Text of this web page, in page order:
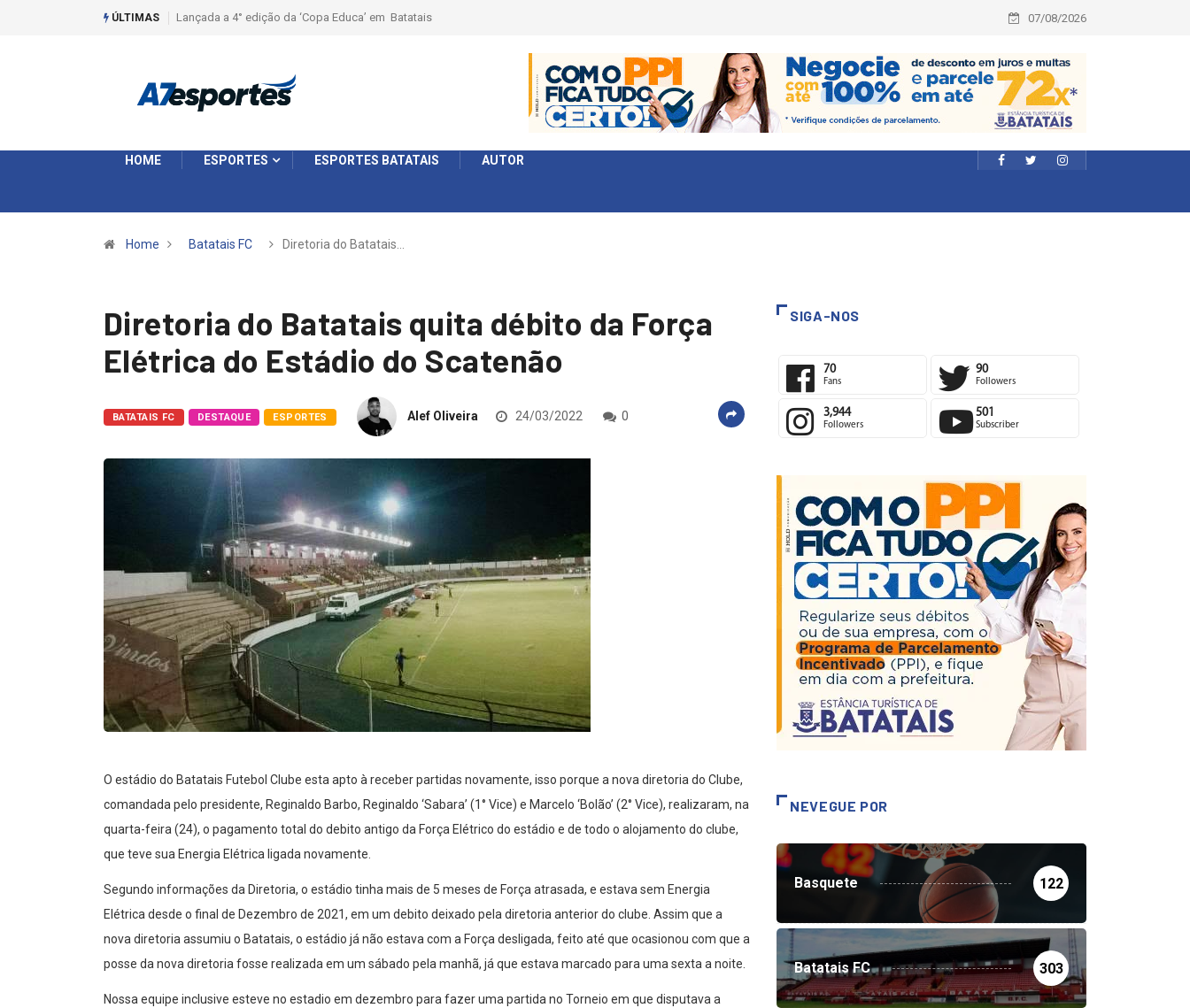
ÚLTIMAS
da ‘Copa Educa’ em BatataisLiga 2026: Equipes rompem com a LABE na Série
07/08/2026
HOME ESPORTES ESPORTES BATATAIS AUTOR
Home Batatais FC Diretoria do Batatais…
Diretoria do Batatais quita débito da Força
Elétrica do Estádio do Scatenão
BATATAIS FC DESTAQUE ESPORTES Alef Oliveira 24/03/2022 0
O estádio do Batatais Futebol Clube esta apto à receber partidas novamente, isso porque a nova diretoria do Clube,
comandada pelo presidente, Reginaldo Barbo, Reginaldo ‘Sabara’ (1° Vice) e Marcelo ‘Bolão’ (2° Vice), realizaram, na
quarta-feira (24), o pagamento total do debito antigo da Força Elétrico do estádio e de todo o alojamento do clube,
que teve sua Energia Elétrica ligada novamente.
Segundo informações da Diretoria, o estádio tinha mais de 5 meses de Força atrasada, e estava sem Energia
Elétrica desde o final de Dezembro de 2021, em um debito deixado pela diretoria anterior do clube. Assim que a
nova diretoria assumiu o Batatais, o estádio já não estava com a Força desligada, feito até que ocasionou com que a
posse da nova diretoria fosse realizada em um sábado pela manhã, já que estava marcado para uma sexta a noite.
Nossa equipe inclusive esteve no estadio em dezembro para fazer uma partida no Torneio em que disputava a
SIGA-NOS
70
Fans
90
Followers
3,944
Followers
501
Subscriber
NEVEGUE POR
Basquete 122
Batatais FC 303